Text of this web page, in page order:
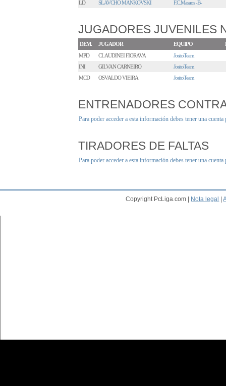
LD
SLAVCHO MANKOVSKI F.C.Masaos -B-
JUGADORES JUVENILES
DEM. JUGADOR EQUIPO
MPD
CLAUDINEI FIORAVA
JositoTeam
INI
GILVAN CARNEIRO
JositoTeam
MCD
OSVALDO VIEIRA JositoTeam
ENTRENADORES
Para poder acceder a esta información debes tener una
TIRADORES DE FALTAS
Para poder acceder a esta información debes tener una
Copyright PcLiga.com | Nota legal |